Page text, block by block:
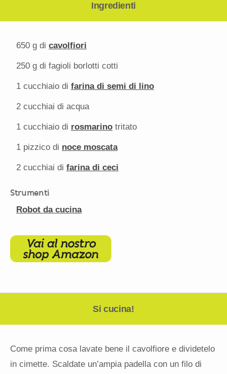
Ingredienti
650 g di cavolfiori
250 g di fagioli borlotti cotti
1 cucchiaio di farina di semi di lino
2 cucchiai di acqua
1 cucchiaio di rosmarino tritato
1 pizzico di noce moscata
2 cucchiai di farina di ceci
Strumenti
Robot da cucina
Si cucina!
Come prima cosa lavate bene il cavolfiore e dividetelo
in cimette. Scaldate un’ampia padella con un filo di